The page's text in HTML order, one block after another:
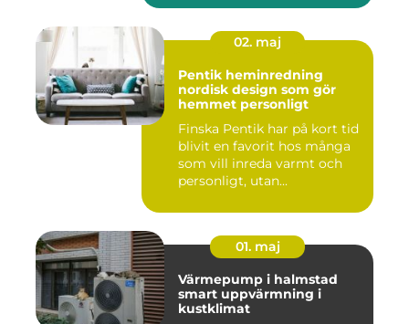
02. maj
Pentik heminredning
nordisk design som gör
hemmet personligt
Finska Pentik har på kort tid
blivit en favorit hos många
som vill inreda varmt och
personligt, utan...
01. maj
Värmepump i halmstad
smart uppvärmning i
kustklimat